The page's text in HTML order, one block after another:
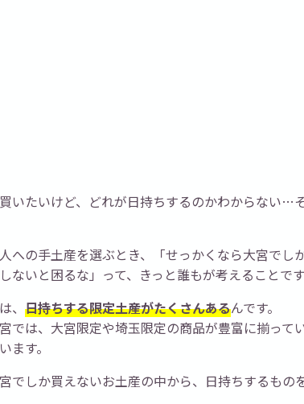
いたいけど、どれが日持ちするのかわからない…
への手土産を選ぶとき、「せっかくなら大宮でし
ないと困るな」って、きっと誰もが考えることです
、 日持ちする限定土産がたくさんあるんです。
では、大宮限定や埼玉限定の商品が豊富に揃って
ます。
でしか買えないお土産の中から、日持ちするもの